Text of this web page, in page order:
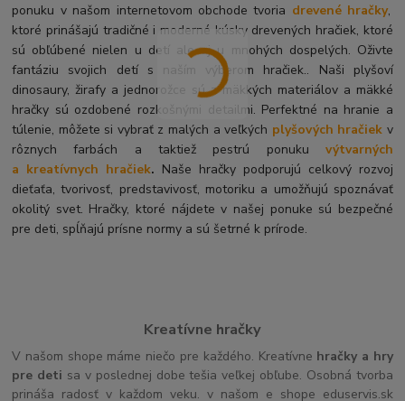
ponuku v našom internetovom obchode tvoria drevené hračky,
ktoré prinášajú tradičné i moderné kúsky drevených hračiek, ktoré
sú obľúbené nielen u detí ale aj u mnohých dospelých. Oživte
fantáziu svojich detí s naším výberom hračiek.. Naši plyšoví
dinosaury, žirafy a jednorožce sú z mäkkých materiálov a mäkké
hračky sú ozdobené rozkošnými detailmi. Perfektné na hranie a
túlenie, môžete si vybrať z malých a veľkých plyšových hračiek v
rôznych farbách a taktiež pestrú ponuku výtvarných
a kreatívnych hračiek. Naše hračky podporujú celkový rozvoj
dieťaťa, tvorivosť, predstavivosť, motoriku a umožňujú spoznávať
okolitý svet. Hračky, ktoré nájdete v našej ponuke sú bezpečné
pre deti, spĺňajú prísne normy a sú šetrné k prírode.
Kreatívne hračky
V našom shope máme niečo pre každého. Kreatívne hračky a hry
pre deti sa v poslednej dobe tešia veľkej obľube. Osobná tvorba
prináša radosť v každom veku. v našom e shope eduservis.sk